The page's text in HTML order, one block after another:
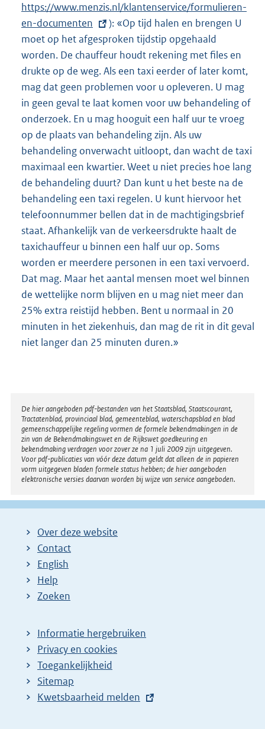
l
i
x
t
e
r
n
e
l
i
n
k
:
https://www.menzis.nl/klantenservice/formulieren-
en-documenten
): «Op tijd halen en brengen U
moet op het afgesproken tijdstip opgehaald
worden. De chauffeur houdt rekening met files en
drukte op de weg. Als een taxi eerder of later komt,
mag dat geen problemen voor u opleveren. U mag
in geen geval te laat komen voor uw behandeling of
onderzoek. En u mag hooguit een half uur te vroeg
op de plaats van behandeling zijn. Als uw
behandeling onverwacht uitloopt, dan wacht de taxi
maximaal een kwartier. Weet u niet precies hoe lang
de behandeling duurt? Dan kunt u het beste na de
behandeling een taxi regelen. U kunt hiervoor het
telefoonnummer bellen dat in de machtigingsbrief
staat. Afhankelijk van de verkeersdrukte haalt de
taxichauffeur u binnen een half uur op. Soms
worden er meerdere personen in een taxi vervoerd.
Dat mag. Maar het aantal mensen moet wel binnen
de wettelijke norm blijven en u mag niet meer dan
25% extra reistijd hebben. Bent u normaal in 20
minuten in het ziekenhuis, dan mag de rit in dit geval
niet langer dan 25 minuten duren.»
Disclaimer
De hier aangeboden pdf-bestanden van het Staatsblad, Staatscourant,
Tractatenblad, provinciaal blad, gemeenteblad, waterschapsblad en blad
gemeenschappelijke regeling vormen de formele bekendmakingen in de
zin van de Bekendmakingswet en de Rijkswet goedkeuring en
bekendmaking verdragen voor zover ze na 1 juli 2009 zijn uitgegeven.
Voor pdf-publicaties van vóór deze datum geldt dat alleen de in papieren
vorm uitgegeven bladen formele status hebben; de hier aangeboden
elektronische versies daarvan worden bij wijze van service aangeboden.
Over deze website
Contact
English
Help
Zoeken
Informatie hergebruiken
Privacy en cookies
Toegankelijkheid
Sitemap
E
Kwetsbaarheid melden